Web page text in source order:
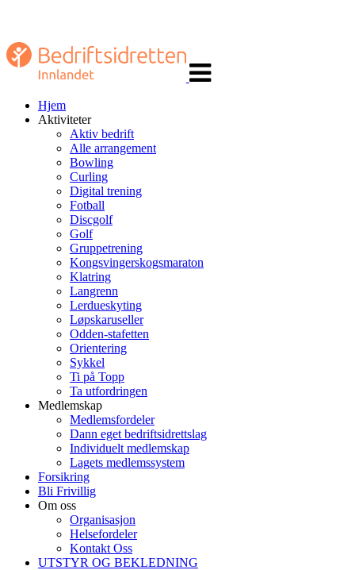
navigasjon
Hjem
Aktiviteter
Aktiv bedrift
Alle arrangement
Bowling
Curling
Digital trening
Fotball
Discgolf
Golf
Gruppetrening
Kongsvingerskogsmaraton
Klatring
Langrenn
Lerdueskyting
Løpskaruseller
Odden-stafetten
Orientering
Sykkel
Ti på Topp
Ta utfordringen
Medlemskap
Medlemsfordeler
Dann eget bedriftsidrettslag
Individuelt medlemskap
Lagets medlemssystem
Forsikring
Bli Frivillig
Om oss
Organisasjon
Helsefordeler
Kontakt Oss
UTSTYR OG BEKLEDNING